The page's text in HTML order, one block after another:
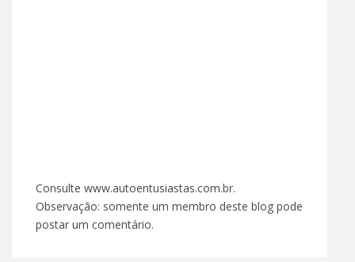
Consulte www.autoentusiastas.com.br.
Observação: somente um membro deste blog pode
postar um comentário.